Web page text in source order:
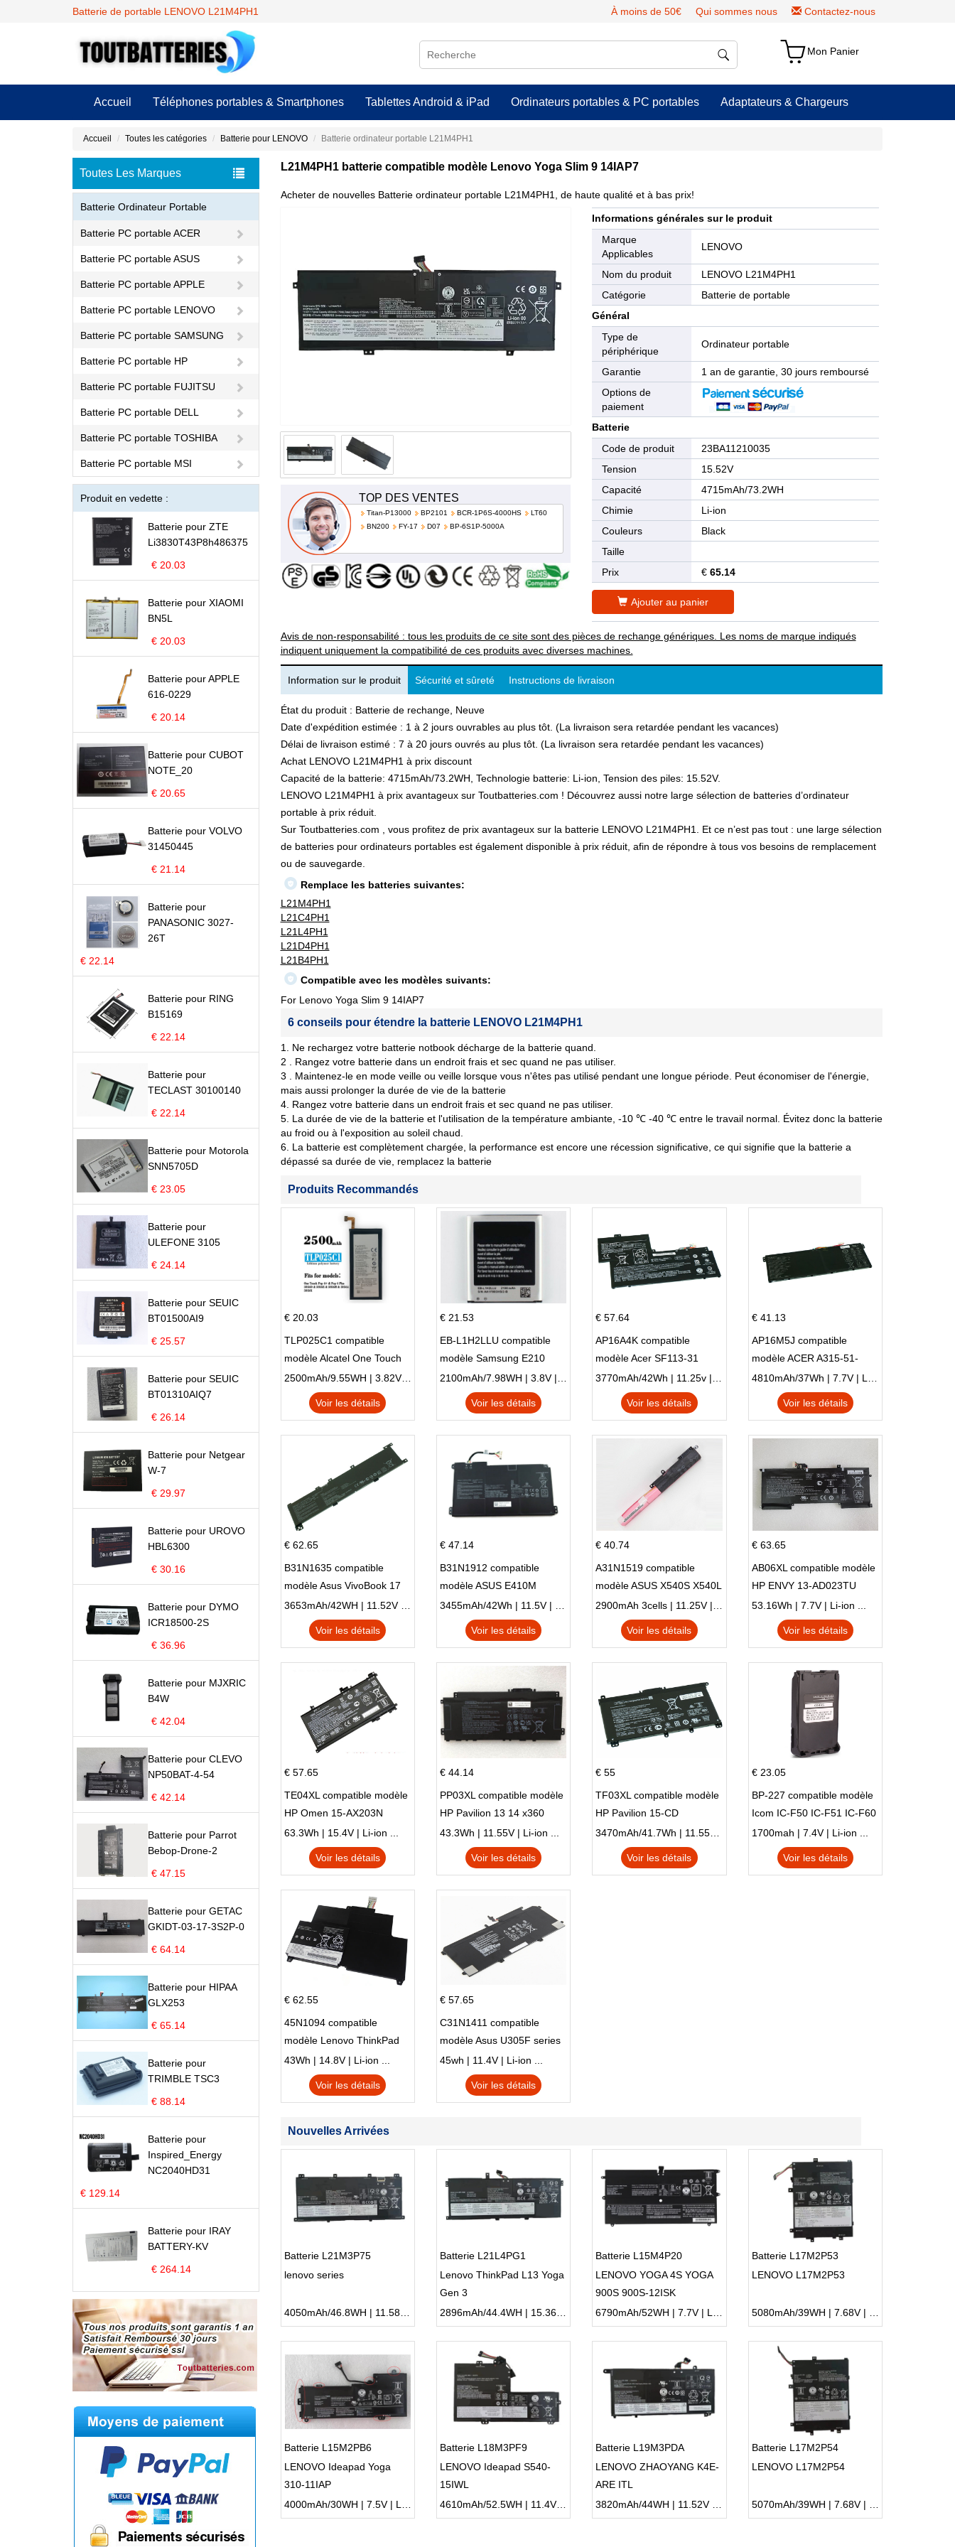
Batterie de portable LENOVO L21M4PH1 À moins de 50€ Qui sommes nous Contactez-nous
Mon Panier
Accueil Téléphones portables & Smartphones Tablettes Android & iPad Ordinateurs portables & PC portables Adaptateurs & Chargeurs
Accueil Toutes les catégories Batterie pour LENOVO Batterie ordinateur portable L21M4PH1
Toutes Les Marques
Batterie Ordinateur Portable
Batterie PC portable ACER
Batterie PC portable ASUS
Batterie PC portable APPLE
Batterie PC portable LENOVO
Batterie PC portable SAMSUNG
Batterie PC portable HP
Batterie PC portable FUJITSU
Batterie PC portable DELL
Batterie PC portable TOSHIBA
Batterie PC portable MSI
Produit en vedette :
Batterie pour ZTE
Li3830T43P8h486375
€ 20.03
Batterie pour XIAOMI
BN5L
€ 20.03
Batterie pour APPLE
616-0229
€ 20.14
Batterie pour CUBOT
NOTE_20
€ 20.65
Batterie pour VOLVO
31450445
€ 21.14
Batterie pour
PANASONIC 3027-
26T
€ 22.14
Batterie pour RING
B15169
€ 22.14
Batterie pour
TECLAST 30100140
€ 22.14
Batterie pour Motorola
SNN5705D
€ 23.05
Batterie pour
ULEFONE 3105
€ 24.14
Batterie pour SEUIC
BT01500AI9
€ 25.57
Batterie pour SEUIC
BT01310AIQ7
€ 26.14
Batterie pour Netgear
W-7
€ 29.97
Batterie pour UROVO
HBL6300
€ 30.16
Batterie pour DYMO
ICR18500-2S
€ 36.96
Batterie pour MJXRIC
B4W
€ 42.04
Batterie pour CLEVO
NP50BAT-4-54
€ 42.14
Batterie pour Parrot
Bebop-Drone-2
€ 47.15
Batterie pour GETAC
GKIDT-03-17-3S2P-0
€ 64.14
Batterie pour HIPAA
GLX253
€ 65.14
Batterie pour
TRIMBLE TSC3
€ 88.14
Batterie pour
Inspired_Energy
NC2040HD31
€ 129.14
Batterie pour IRAY
BATTERY-KV
€ 264.14
L21M4PH1 batterie compatible modèle Lenovo Yoga Slim 9 14IAP7
Acheter de nouvelles Batterie ordinateur portable L21M4PH1, de haute qualité et à bas prix!
TOP DES VENTES
Titan-P13000 BP2101 BCR-1P6S-4000HS
LT60
BN200
FY-17 D07 BP-6S1P-5000A
Informations générales sur le produit
Marque
Applicables
LENOVO
Nom du produit
LENOVO L21M4PH1
Catégorie
Batterie de portable
Général
Type de
périphérique
Ordinateur portable
Garantie
1 an de garantie, 30 jours remboursé
Options de
paiement
Batterie
Code de produit
23BA11210035
Tension
15.52V
Capacité
4715mAh/73.2WH
Chimie
Li-ion
Couleurs
Black
Taille
Prix
€65.14
Ajouter au panier
Avis de non-responsabilité : tous les produits de ce site sont des pièces de rechange génériques. Les noms de marque indiqués
indiquent uniquement la compatibilité de ces produits avec diverses machines.
Information sur le produit Sécurité et sûreté Instructions de livraison
État du produit : Batterie de rechange, Neuve
Date d'expédition estimée : 1 à 2 jours ouvrables au plus tôt. (La livraison sera retardée pendant les vacances)
Délai de livraison estimé : 7 à 20 jours ouvrés au plus tôt. (La livraison sera retardée pendant les vacances)
Achat LENOVO L21M4PH1 à prix discount
Capacité de la batterie: 4715mAh/73.2WH, Technologie batterie: Li-ion, Tension des piles: 15.52V.
LENOVO L21M4PH1 à prix avantageux sur Toutbatteries.com ! Découvrez aussi notre large sélection de batteries d’ordinateur
portable à prix réduit.
Sur Toutbatteries.com , vous profitez de prix avantageux sur la batterie LENOVO L21M4PH1. Et ce n’est pas tout : une large sélection
de batteries pour ordinateurs portables est également disponible à prix réduit, afin de répondre à tous vos besoins de remplacement
ou de sauvegarde.
Remplace les batteries suivantes:
L21M4PH1
L21C4PH1
L21L4PH1
L21D4PH1
L21B4PH1
Compatible avec les modèles suivants:
For Lenovo Yoga Slim 9 14IAP7
6 conseils pour étendre la batterie LENOVO L21M4PH1
1. Ne rechargez votre batterie notbook décharge de la batterie quand.
2 . Rangez votre batterie dans un endroit frais et sec quand ne pas utiliser.
3 . Maintenez-le en mode veille ou veille lorsque vous n'êtes pas utilisé pendant une longue période. Peut économiser de l'énergie,
mais aussi prolonger la durée de vie de la batterie
4. Rangez votre batterie dans un endroit frais et sec quand ne pas utiliser.
5. La durée de vie de la batterie et l'utilisation de la température ambiante, -10 ℃ -40 ℃ entre le travail normal. Évitez donc la batterie
au froid ou à l'exposition au soleil chaud.
6. La batterie est complètement chargée, la performance est encore une récession significative, ce qui signifie que la batterie a
dépassé sa durée de vie, remplacez la batterie
Produits Recommandés
€ 20.03
TLP025C1 compatible
modèle Alcatel One Touch
Pop 4 Plus OT-5056D
2500mAh/9.55WH | 3.82V | Li-ion ...
Voir les détails
€ 21.53
EB-L1H2LLU compatible
modèle Samsung E210
E210K i939
Voir les détails
€ 57.64
AP16A4K compatible
modèle Acer SF113-31
AO1-132 NE132
Voir les détails
€ 41.13
AP16M5J compatible
modèle ACER A315-51-
51SL N17Q1 SERIES
Voir les détails
€ 62.65
B31N1635 compatible
modèle Asus VivoBook 17
X705NC X705UA X705UV
X705UN X705UD
Voir les détails
€ 47.14
B31N1912 compatible
modèle ASUS E410M
E410MA L410MA
Voir les détails
€ 40.74
A31N1519 compatible
modèle ASUS X540S X540L
X540LA-SI302 X540SA
X540S
Voir les détails
€ 63.65
AB06XL compatible modèle
HP ENVY 13-AD023TU
HSTNN-DB8C 921438-855
TPN-I128
53.16Wh | 7.7V | Li-ion ...
Voir les détails
€ 57.65
TE04XL compatible modèle
HP Omen 15-AX203N
Omen 15 Series Pavilion 15
Series
63.3Wh | 15.4V | Li-ion ...
Voir les détails
€ 44.14
PP03XL compatible modèle
HP Pavilion 13 14 x360
L83388-AC1 L83388-421
HSTNN-LB8S M01118-421
M01144-005 13-BB 14-DV
43.3Wh | 11.55V | Li-ion ...
Voir les détails
€ 55
TF03XL compatible modèle
HP Pavilion 15-CD
Voir les détails
€ 23.05
BP-227 compatible modèle
Icom IC-F50 IC-F51 IC-F60
IC-F61 IC-M87
1700mah | 7.4V | Li-ion ...
Voir les détails
€ 62.55
45N1094 compatible
modèle Lenovo ThinkPad
Edge S230u Twist
43Wh | 14.8V | Li-ion ...
Voir les détails
€ 57.65
C31N1411 compatible
modèle Asus U305F series
45wh | 11.4V | Li-ion ...
Voir les détails
Nouvelles Arrivées
Batterie L21M3P75
lenovo series
4050mAh/46.8WH | 11.58V | Li-ion ...
Batterie L21L4PG1
Lenovo ThinkPad L13 Yoga
Gen 3
2896mAh/44.4WH | 15.36V | Li-ion ...
Batterie L15M4P20
LENOVO YOGA 4S YOGA
900S 900S-12ISK
Batterie L17M2P53
LENOVO L17M2P53
Batterie L15M2PB6
LENOVO Ideapad Yoga
310-11IAP
Batterie L18M3PF9
LENOVO Ideapad S540-
15IWL
4610mAh/52.5WH | 11.4V | Li-ion ...
Batterie L19M3PDA
LENOVO ZHAOYANG K4E-
ARE ITL
Batterie L17M2P54
LENOVO L17M2P54